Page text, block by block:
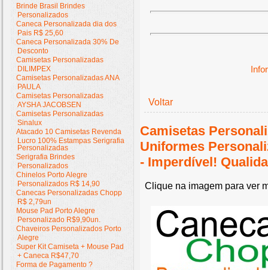
Brinde Brasil Brindes
Personalizados
Caneca Personalizada dia dos
Pais R$ 25,60
Caneca Personalizada 30% De
Desconto
Camisetas Personalizadas
DILIMPEX
Camisetas Personalizadas ANA
PAULA
Camisetas Personalizadas
AYSHA JACOBSEN
Camisetas Personalizadas
Sinalux
Atacado 10 Camisetas Revenda
Lucro 100% Estampas Serigrafia
Personalizadas
Serigrafia Brindes
Personalizados
Chinelos Porto Alegre
Personalizados R$ 14,90
Canecas Personalizadas Chopp
R$ 2,79un
Mouse Pad Porto Alegre
Personalizado R$9,90un.
Chaveiros Personalizados Porto
Alegre
Super Kit Camiseta + Mouse Pad
+ Caneca R$47,70
Forma de Pagamento ?
Voltar
Camisetas
Uniformes
- Imperdível!
Clique na imagem para ver